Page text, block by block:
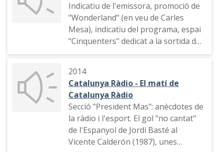
Indicatiu de l'emissora, promoció de
"Wonderland" (en veu de Carles
Mesa), indicatiu del programa, espai
"Cinquenters" dedicat a la sortida de
l'alumnat a les escoles i els
2014
Catalunya Ràdio - El matí de
Catalunya Ràdio
Secció "President Mas": anècdotes de
la ràdio i l'esport. El gol "no cantat"
de l'Espanyol de Jordi Basté al
Vicente Calderón (1987), unes